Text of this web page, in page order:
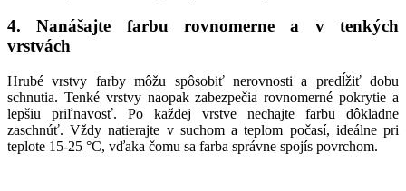
4. Nanášajte farbu rovnomerne a v tenkých
vrstvách
Hrubé vrstvy farby môžu spôsobiť nerovnosti a predĺžiť dobu
schnutia. Tenké vrstvy naopak zabezpečia rovnomerné pokrytie a
lepšiu priľnavosť. Po každej vrstve nechajte farbu dôkladne
zaschnúť. Vždy natierajte v suchom a teplom počasí, ideálne pri
teplote 15-25 °C, vďaka čomu sa farba správne spojís povrchom.